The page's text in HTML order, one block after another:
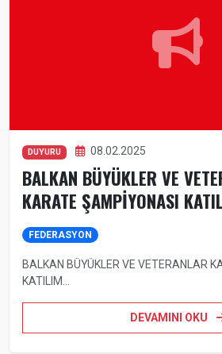
DUYURU 08.02.2025
BALKAN BÜYÜKLER VE
KARATE ŞAMPİYONASI
FEDERASYON
BALKAN BÜYÜKLER VE VETERANLAR
KATILIM...
DEVAMINI OKU